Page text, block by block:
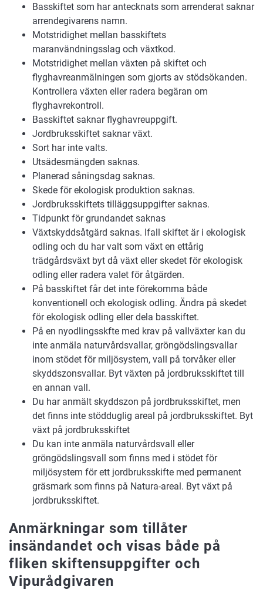
Basskiftet som har antecknats som arrenderat saknar
arrendegivarens namn.
Motstridighet mellan basskiftets
maranvändningsslag och växtkod.
Motstridighet mellan växten på skiftet och
flyghavreanmälningen som gjorts av stödsökanden.
Kontrollera växten eller radera begäran om
flyghavrekontroll.
Basskiftet saknar flyghavreuppgift.
Jordbruksskiftet saknar växt.
Sort har inte valts.
Utsädesmängden saknas.
Planerad såningsdag saknas.
Skede för ekologisk produktion saknas.
Jordbruksskiftets tilläggsuppgifter saknas.
Tidpunkt för grundandet saknas
Växtskyddsåtgärd saknas. Ifall skiftet är i ekologisk
odling och du har valt som växt en ettårig
trädgårdsväxt byt då växt eller skedet för ekologisk
odling eller radera valet för åtgärden.
På basskiftet får det inte förekomma både
konventionell och ekologisk odling. Ändra på skedet
för ekologisk odling eller dela basskiftet.
På en nyodlingsskfte med krav på vallväxter kan du
inte anmäla naturvårdsvallar, gröngödslingsvallar
inom stödet för miljösystem, vall på torvåker eller
skyddszonsvallar. Byt växten på jordbruksskiftet till
en annan vall.
Du har anmält skyddszon på jordbruksskiftet, men
det finns inte stödduglig areal på jordbruksskiftet. Byt
växt på jordbruksskiftet
Du kan inte anmäla naturvårdsvall eller
gröngödslingsvall som finns med i stödet för
miljösystem för ett jordbruksskifte med permanent
gräsmark som finns på Natura-areal. Byt växt på
jordbruksskiftet.
​Anmärkningar som tillåter
insändandet och visas både på
fliken skiftensuppgifter och
Vipurådgivaren